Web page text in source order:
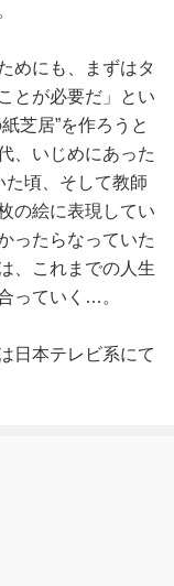
めにも、まずはタ
とが必要だ」とい
芝居”を作ろうと
、いじめにあった
た頃、そして教師
の絵に表現してい
ったらなっていた
、これまでの人生
っていく…。
日本テレビ系にて